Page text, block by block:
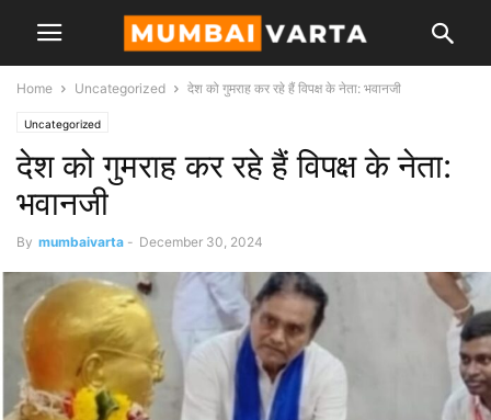
Home Uncategorized देश को गुमराह कर रहे हैं विपक्ष के नेता: भवानजी
Uncategorized
देश को गुमराह कर रहे हैं विपक्ष के नेता:
भवानजी
By mumbaivarta - December 30, 2024